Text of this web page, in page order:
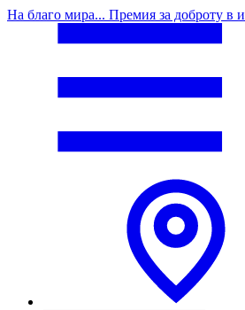
На благо мира... Премия за доброту в